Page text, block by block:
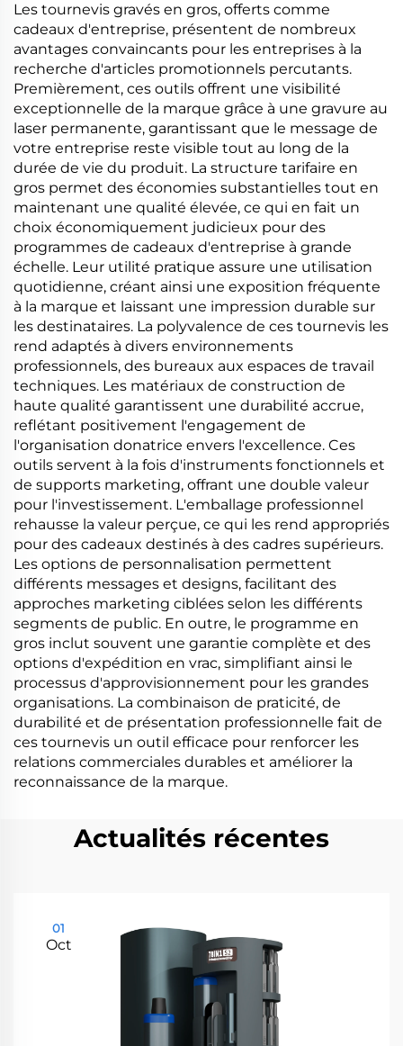
Les tournevis gravés en gros, offerts comme
cadeaux d'entreprise, présentent de nombreux
avantages convaincants pour les entreprises à la
recherche d'articles promotionnels percutants.
Premièrement, ces outils offrent une visibilité
exceptionnelle de la marque grâce à une gravure au
laser permanente, garantissant que le message de
votre entreprise reste visible tout au long de la
durée de vie du produit. La structure tarifaire en
gros permet des économies substantielles tout en
maintenant une qualité élevée, ce qui en fait un
choix économiquement judicieux pour des
programmes de cadeaux d'entreprise à grande
échelle. Leur utilité pratique assure une utilisation
quotidienne, créant ainsi une exposition fréquente
à la marque et laissant une impression durable sur
les destinataires. La polyvalence de ces tournevis les
rend adaptés à divers environnements
professionnels, des bureaux aux espaces de travail
techniques. Les matériaux de construction de
haute qualité garantissent une durabilité accrue,
reflétant positivement l'engagement de
l'organisation donatrice envers l'excellence. Ces
outils servent à la fois d'instruments fonctionnels et
de supports marketing, offrant une double valeur
pour l'investissement. L'emballage professionnel
rehausse la valeur perçue, ce qui les rend appropriés
pour des cadeaux destinés à des cadres supérieurs.
Les options de personnalisation permettent
différents messages et designs, facilitant des
approches marketing ciblées selon les différents
segments de public. En outre, le programme en
gros inclut souvent une garantie complète et des
options d'expédition en vrac, simplifiant ainsi le
processus d'approvisionnement pour les grandes
organisations. La combinaison de praticité, de
durabilité et de présentation professionnelle fait de
ces tournevis un outil efficace pour renforcer les
relations commerciales durables et améliorer la
reconnaissance de la marque.
Actualités récentes
01
Oct